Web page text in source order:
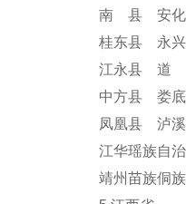
南 县 安化
桂东县 永
江永县 道
中方县 娄
凤凰县 泸
江华瑶族自
靖州苗族侗